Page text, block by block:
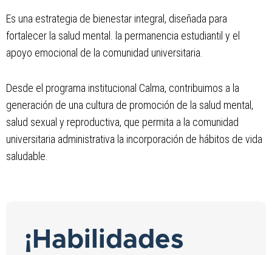
Es una estrategia de bienestar integral, diseñada para
fortalecer la salud mental. la permanencia estudiantil y el
apoyo emocional de la comunidad universitaria.
Desde el programa institucional Calma, contribuimos a la
generación de una cultura de promoción de la salud mental,
salud sexual y reproductiva, que permita a la comunidad
universitaria administrativa la incorporación de hábitos de vida
saludable.
¡Habilidades